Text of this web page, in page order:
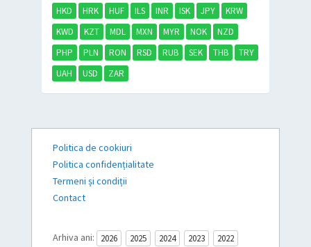
HKD
HRK HUF ILS INR ISK JPY
KRW
KWD
KZT MDL MXN MYR NOK
NZD
PHP
PLN RON RSD RUB SEK THB
TRY
UAH
USD ZAR
Politica de cookiuri
Politica confidențialitate
Termeni și condiții
Contact
Arhiva ani: 2026 2025 2024 2023
2022